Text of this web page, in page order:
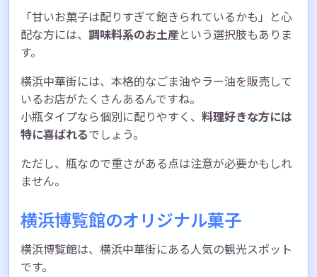
「甘いお菓子は配りすぎて飽きられているかも」と心
配な方には、 調味料系のお土産という選択肢もありま
す。
横浜中華街には、本格的なごま油やラー油を販売して
いるお店がたくさんあるんですね。
小瓶タイプなら個別に配りやすく、 料理好きな方には
特に喜ばれるでしょう。
ただし、瓶なので重さがある点は注意が必要かもしれ
ません。
横浜博覧館のオリジナル菓子
横浜博覧館は、横浜中華街にある人気の観光スポット
です。